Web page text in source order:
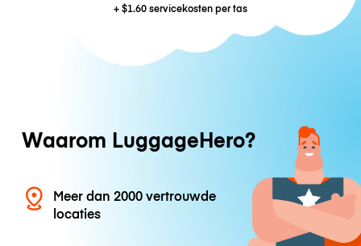
+$1.60servicekosten per tas
Waarom LuggageHero?
Meer dan 2000 vertrouwde
locaties